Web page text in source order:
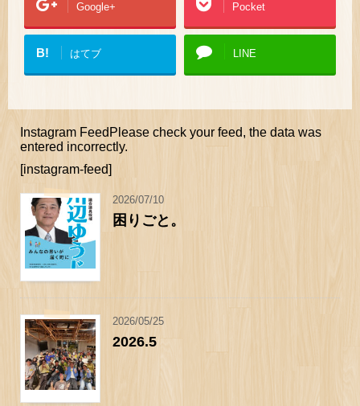
Google+ Pocket
B! はてブ LINE
Instagram FeedPlease check your feed, the data was
entered incorrectly.
[instagram-feed]
2026/07/10
困りごと。
2026/05/25
2026.5